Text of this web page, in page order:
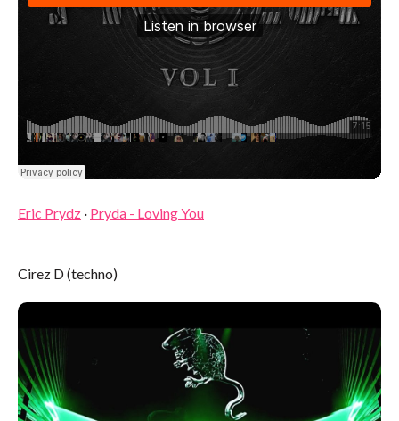
Eric Prydz · Pryda - Loving You
Cirez D (techno)